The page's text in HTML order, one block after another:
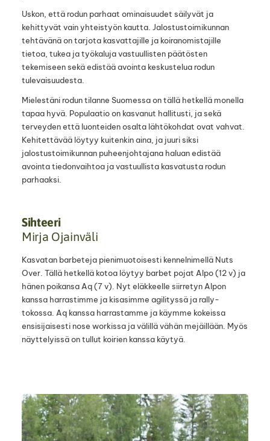
Uskon, että rodun parhaat ominaisuudet säilyvät ja
kehittyvät vain yhteistyön kautta. Jalostustoimikunnan
tehtävänä on tarjota kasvattajille ja koiranomistajille
tietoa, tukea ja työkaluja vastuullisten päätösten
tekemiseen sekä edistää avointa keskustelua rodun
tulevaisuudesta.
Mielestäni rodun tilanne Suomessa on tällä hetkellä monella
tapaa hyvä. Populaatio on kasvanut hallitusti, ja sekä
terveyden että luonteiden osalta lähtökohdat ovat vahvat.
Kehitettävää löytyy kuitenkin aina, ja juuri siksi
jalostustoimikunnan puheenjohtajana haluan edistää
avointa tiedonvaihtoa ja vastuullista kasvatusta rodun
parhaaksi.
Sihteeri
Mirja Ojainväli
Kasvatan barbeteja pienimuotoisesti kennelnimellä Nuts
Over. Tällä hetkellä kotoa löytyy barbet pojat Alpo (12 v) ja
hänen poikansa Aq (7 v). Nyt eläkkeelle siirretyn Alpon
kanssa harrastimme ja kisasimme agilityssä ja rally-
tokossa. Aq kanssa harrastamme ja käymme kokeissa
ensisijaisesti nose workissa ja välillä vähän mejäillään. Myös
näyttelyissä on tullut koirien kanssa käytyä.